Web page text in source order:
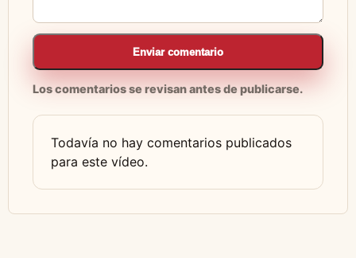
Enviar comentario
Los comentarios se revisan antes de publicarse.
Todavía no hay comentarios publicados
para este vídeo.